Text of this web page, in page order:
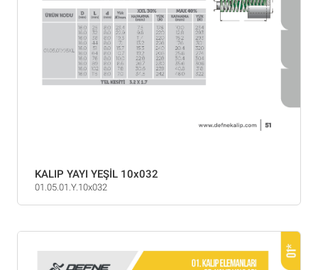
KALIP YAYI YEŞİL 10x032
01.05.01.Y.10x032